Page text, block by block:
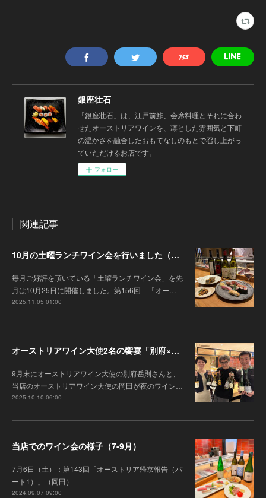
銀座壮石
「銀座壮石」は、江戸前鮓、会席料理とそれに合わ
せたオーストリアワインを、凛とした雰囲気と下町
の温かさを融合したおもてなしのもとで召し上がっ
ていただけるお店です。
フォロー
関連記事
10月の土曜ランチワイン会を行いました（10/25）
毎月ご好評を頂いている「土曜ランチワイン会」を先
月は10月25日に開催しました。第156回 「オー…
2025.11.05 01:00
オーストリアワイン大使2名の饗宴「別府×岡田がもてなすワインペアリングの会」を行いました
9月末にオーストリアワイン大使の別府岳則さんと、
当店のオーストリアワイン大使の岡田が夜のワイン…
2025.10.10 06:00
当店でのワイン会の様子（7-9月）
7月6日（土）：第143回「オーストリア帰京報告（パ
ート1）」（岡田）
2024.09.07 09:00